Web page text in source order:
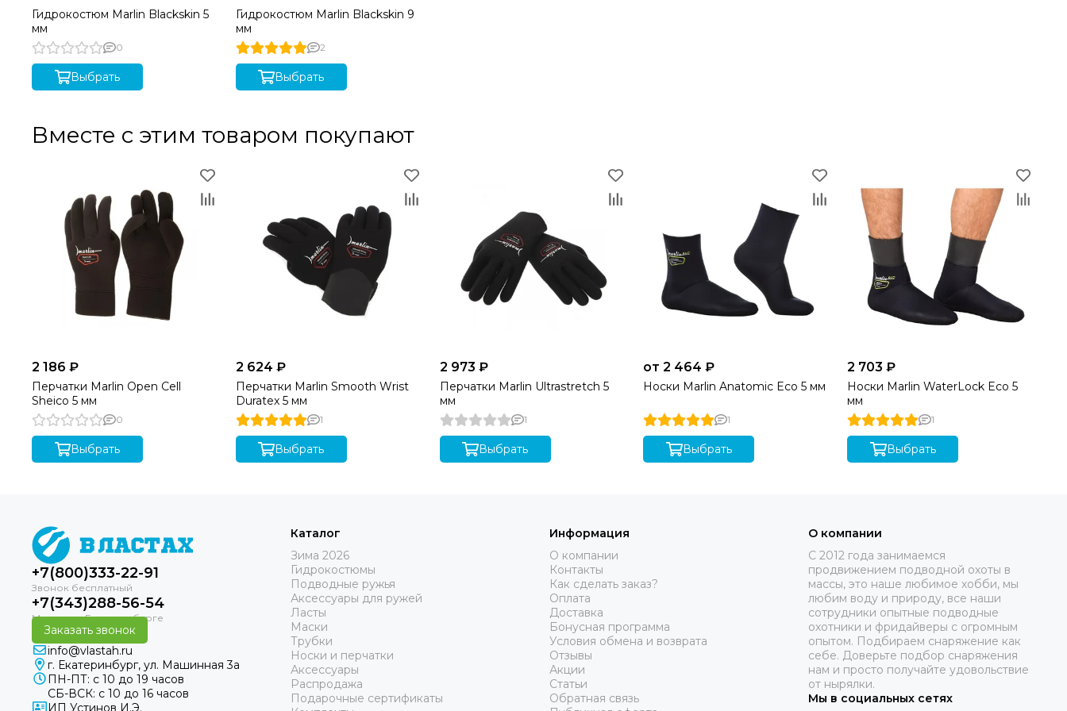
Где купить гидрокостюм Marlin Blackskin 3 мм в интернет-магазин
всегда все размеры гидрокостюмов Марлин, в том числе и модели Марлин Blackskin 3 мм. Для более подробной консультации по выбору и приобретению гидрокостюма
Марлин рекомендуем обратиться по бесплатному номеру: 8 800 333 22 91. Наши менеджеры готовы провести квалифицированную консультацию по всей линейке
гидрокостюмов представленной на нашем сайте.
Гидрокостюм Marlin Blackskin 5
мм
0
Выбрать
Гидрокостюм Marlin Blackskin 9
мм
2
Выбрать
Вместе с этим товаром покупают
2 186 ₽
Перчатки Marlin Open Cell
Sheico 5 мм
0
Выбрать
2 624 ₽
Перчатки Marlin Smooth Wrist
Duratex 5 мм
1
Выбрать
2 973 ₽
Перчатки Marlin Ultrastretch 5
мм
1
Выбрать
от 2 464 ₽
Носки Marlin Anatomic Eco 5 мм
1
Выбрать
2 703 ₽
Носки Marlin WaterLock Eco 5
мм
1
Выбрать
+7(800)333-22-91
+7(343)288-56-54
Заказать звонок
info@vlastah.ru
г. Екатеринбург, ул. Машинная 3а
ПН-ПТ: с 10 до 19 часов
СБ-ВСК: с 10 до 16 часов
ИП Устинов И.Э.
Каталог
Зима 2026
Гидрокостюмы
Подводные ружья
Аксессуары для ружей
Ласты
Маски
Трубки
Носки и перчатки
Аксессуары
Распродажа
Подарочные сертификаты
Информация
О компании
Контакты
Как сделать заказ?
Оплата
Доставка
Бонусная программа
Условия обмена и возврата
Отзывы
Акции
Статьи
Обратная связь
О компании
C 2012 года занимаемся
продвижением подводной охоты в
массы, это наше любимое хобби, мы
любим воду и природу, все наши
сотрудники опытные подводные
охотники и фридайверы с огромным
опытом. Подбираем снаряжение как
себе. Доверьте подбор снаряжения
нам и просто получайте удовольствие
от нырялки.
Мы в социальных сетях